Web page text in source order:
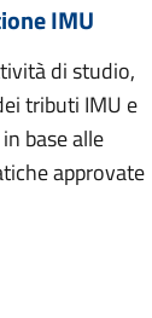
IMU
di studio,
tributi IMU e
base alle
approvate